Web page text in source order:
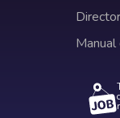
Manual